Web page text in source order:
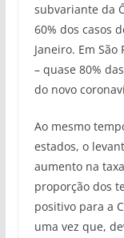
subvariante da
60% dos casos
Janeiro. Em
– quase 80%
do novo
Ao mesmo
estados, o
aumento na
proporção dos
positivo para a
uma vez que,